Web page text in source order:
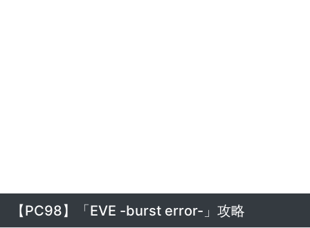
【PC98】「EVE -burst error-」攻略